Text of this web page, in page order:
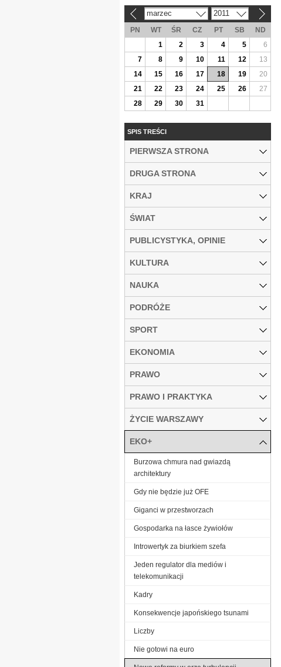
marzec 2011
PN WT ŚR CZ PT SB
ND
1
2 3 4 5
6
7
8 9 10 11 12
13
14
15 16 17 18 19
20
21
22 23 24 25 26
27
28
29 30 31
SPIS TREŚCI
PIERWSZA STRONA
DRUGA STRONA
KRAJ
ŚWIAT
PUBLICYSTYKA, OPINIE
KULTURA
NAUKA
PODRÓŻE
SPORT
EKONOMIA
PRAWO
PRAWO I PRAKTYKA
ŻYCIE WARSZAWY
EKO+
Burzowa chmura nad gwiazdą
architektury
Gdy nie będzie już OFE
Giganci w przestworzach
Gospodarka na łasce żywiołów
Introwertyk za biurkiem szefa
Jeden regulator dla mediów i
telekomunikacji
Kadry
Konsekwencje japońskiego tsunami
Liczby
Nie gotowi na euro